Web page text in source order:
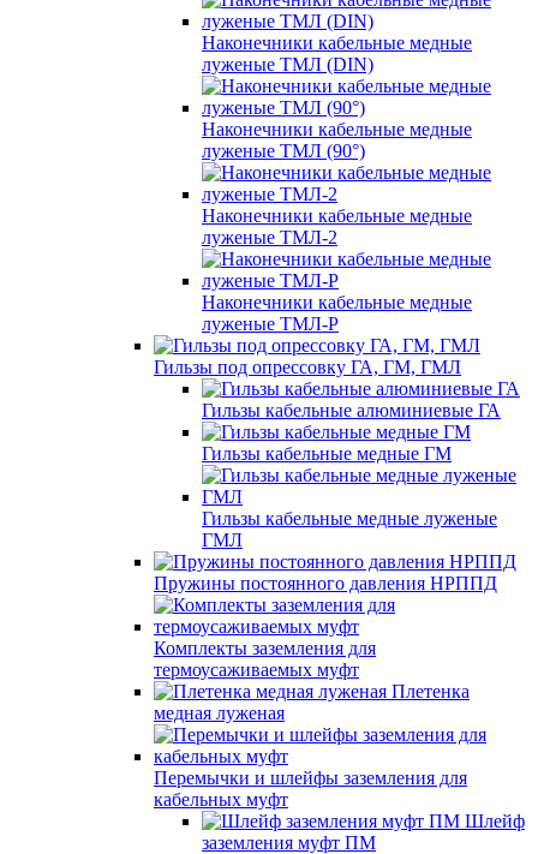
Наконечники кабельные медные
луженые ТМЛ (DIN)
Наконечники кабельные медные
луженые ТМЛ (90°)
Наконечники кабельные медные
луженые ТМЛ-2
Наконечники кабельные медные
луженые ТМЛ-Р
Гильзы под опрессовку ГА, ГМ, ГМЛ
Гильзы кабельные алюминиевые ГА
Гильзы кабельные медные ГМ
Гильзы кабельные медные луженые
ГМЛ
Пружины постоянного давления НРППД
Комплекты заземления для
термоусаживаемых муфт
Плетенка
медная луженая
Перемычки и шлейфы заземления для
кабельных муфт
Шлейф
заземления муфт ПМ